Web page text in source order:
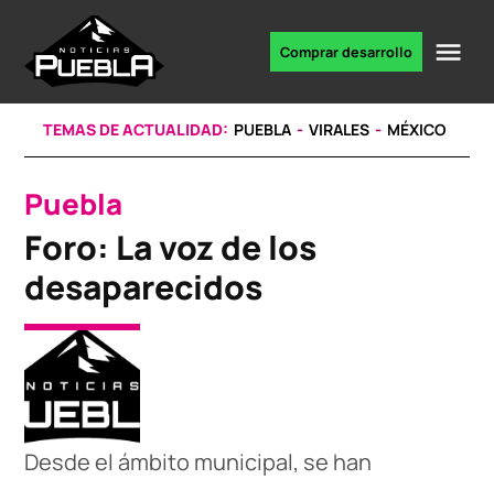
content
noticias
Comprar desarrollo
TEMAS DE ACTUALIDAD: PUEBLA VIRALES MÉXICO
POSTED
IN
Puebla
Foro: La voz de los
desaparecidos
Desde el ámbito municipal, se han